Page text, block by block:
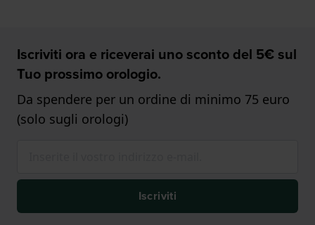
Iscriviti ora e riceverai uno sconto del 5€ sul
Tuo prossimo orologio.
Da spendere per un ordine di minimo 75 euro
(solo sugli orologi)
Iscriviti